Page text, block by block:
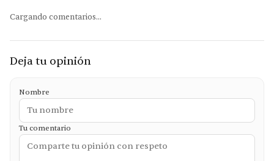
Cargando comentarios...
Deja tu opinión
Nombre
Tu comentario